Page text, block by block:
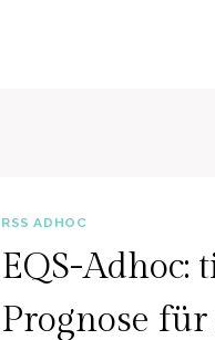
RSS ADHOC
EQS-Adhoc:
Prognose